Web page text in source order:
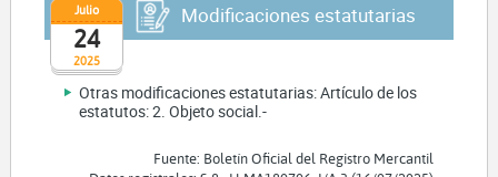
2025
Julio
24
Modificaciones estatutarias
Otras modificaciones estatutarias: Artículo de los
estatutos: 2. Objeto social.-
Fuente: Boletín Oficial del Registro Mercantil